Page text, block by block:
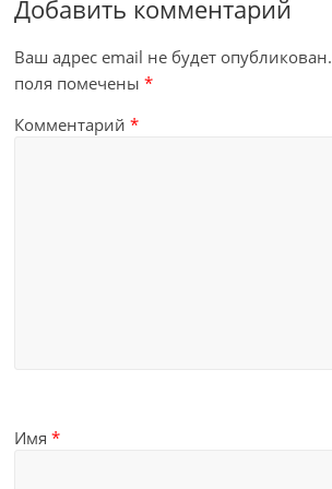
Добавить комментарий
Ваш адрес email не будет опубликован.
поля помечены*
Комментарий*
Имя*